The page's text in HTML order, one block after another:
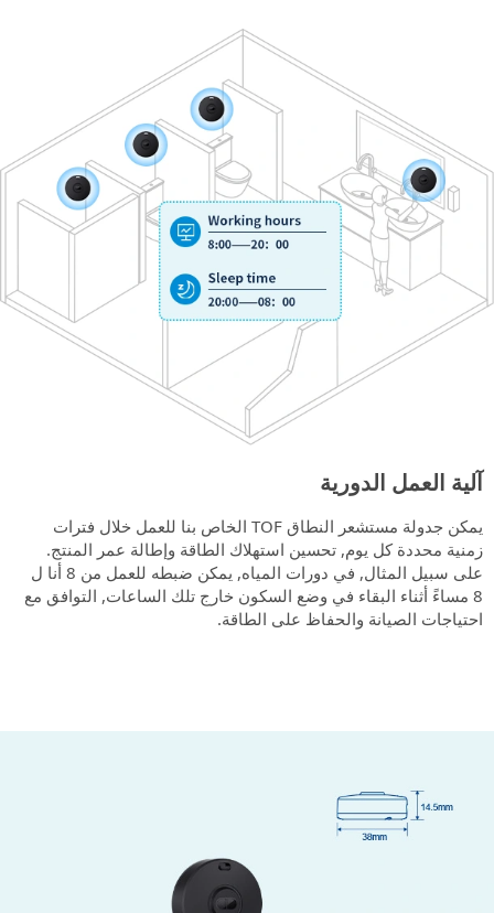
آلية العمل الدورية
يمكن جدولة مستشعر النطاق TOF الخاص بنا للعمل خلال فترات
زمنية محددة كل يوم, تحسين استهلاك الطاقة وإطالة عمر المنتج.
على سبيل المثال, في دورات المياه, يمكن ضبطه للعمل من 8 أنا ل
8 مساءً أثناء البقاء في وضع السكون خارج تلك الساعات, التوافق مع
احتياجات الصيانة والحفاظ على الطاقة.